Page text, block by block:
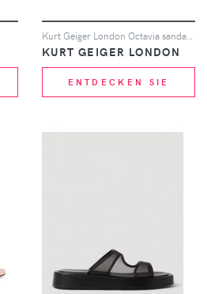
Kurt Geiger London Octavia sandals - Schwarz
KURT GEIGER LONDON
ENTDECKEN SIE